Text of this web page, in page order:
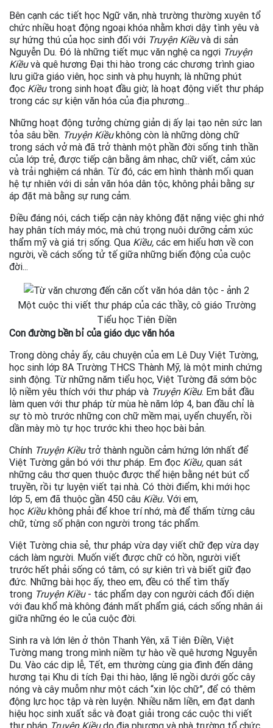
Bên cạnh các tiết học Ngữ văn, nhà trường thường xuyên tổ
chức nhiều hoạt động ngoại khóa nhằm khơi dậy tình yêu và
sự hứng thú của học sinh đối với Truyện Kiềuvà di sản
Nguyễn Du. Đó là những tiết mục văn nghệ ca ngợi Truyện
Kiềuvà quê hương Đại thi hào trong các chương trình giao
lưu giữa giáo viên, học sinh và phụ huynh; là những phút
đọc Kiều trong sinh hoạt đầu giờ; là hoạt động viết thư pháp
trong các sự kiện văn hóa của địa phương...
Những hoạt động tưởng chừng giản dị ấy lại tạo nên sức lan
tỏa sâu bền. Truyện Kiềukhông còn là những dòng chữ
trong sách vở mà đã trở thành một phần đời sống tinh thần
của lớp trẻ, được tiếp cận bằng âm nhạc, chữ viết, cảm xúc
và trải nghiệm cá nhân. Từ đó, các em hình thành mối quan
hệ tự nhiên với di sản văn hóa dân tộc, không phải bằng sự
áp đặt mà bằng sự rung cảm.
Điều đáng nói, cách tiếp cận này không đặt nặng việc ghi nhớ
hay phân tích máy móc, mà chú trọng nuôi dưỡng cảm xúc
thẩm mỹ và giá trị sống. Qua Kiều, các em hiểu hơn về con
người, về cách sống tử tế giữa những biến động của cuộc
đời...
Một cuộc thi viết thư pháp của các thầy, cô giáo Trường
Tiểu học Tiên Điền
Con đường bền bỉ của giáo dục văn hóa
Trong dòng chảy ấy, câu chuyện của em Lê Duy Việt Tường,
học sinh lớp 8A Trường THCS Thành Mỹ, là một minh chứng
sinh động. Từ những năm tiểu học, Việt Tường đã sớm bộc
lộ niềm yêu thích với thư pháp và Truyện Kiều. Em bắt đầu
làm quen với thư pháp từ mùa hè năm lớp 4, ban đầu chỉ là
sự tò mò trước những con chữ mềm mại, uyển chuyển, rồi
dần mày mò tự học trước khi theo học bài bản.
Chính Truyện Kiều trở thành nguồn cảm hứng lớn nhất để
Việt Tường gắn bó với thư pháp. Em đọc Kiều, quan sát
những câu thơ quen thuộc được thể hiện bằng nét bút cổ
truyền, rồi tự luyện viết tại nhà. Có thời điểm, khi mới học
lớp 5, em đã thuộc gần 450 câu Kiều. Với em,
học Kiềukhông phải để khoe trí nhớ, mà để thấm từng câu
chữ, từng số phận con người trong tác phẩm.
Việt Tường chia sẻ, thư pháp vừa dạy viết chữ đẹp vừa dạy
cách làm người. Muốn viết được chữ có hồn, người viết
trước hết phải sống có tâm, có sự kiên trì và biết giữ đạo
đức. Những bài học ấy, theo em, đều có thể tìm thấy
trong Truyện Kiều - tác phẩm dạy con người cách đối diện
với đau khổ mà không đánh mất phẩm giá, cách sống nhân ái
giữa những éo le của cuộc đời.
Sinh ra và lớn lên ở thôn Thanh Yên, xã Tiên Điền, Việt
Tường mang trong mình niềm tự hào về quê hương Nguyễn
Du. Vào các dịp lễ, Tết, em thường cùng gia đình đến dâng
hương tại Khu di tích Đại thi hào, lặng lẽ ngồi dưới gốc cây
nóng và cây muỗm như một cách “xin lộc chữ”, để có thêm
động lực học tập và rèn luyện. Nhiều năm liền, em đạt danh
hiệu học sinh xuất sắc và đoạt giải trong các cuộc thi viết